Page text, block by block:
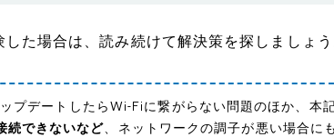
した場合は、読み続けて解決策を探しましょう
プデートしたらWi-Fiに繋がらない問題のほか、本
続できないなど、ネットワークの調子が悪い場合に